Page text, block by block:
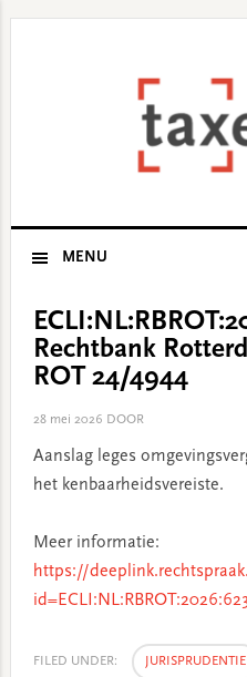
MENU
Rechtbank
ROT 24/4944
28 mei 2026 DOOR
Aanslag leges
het kenbaarheidsvereiste.
Meer informatie:
https://
FILED UNDER: JURISPRUDENTIE